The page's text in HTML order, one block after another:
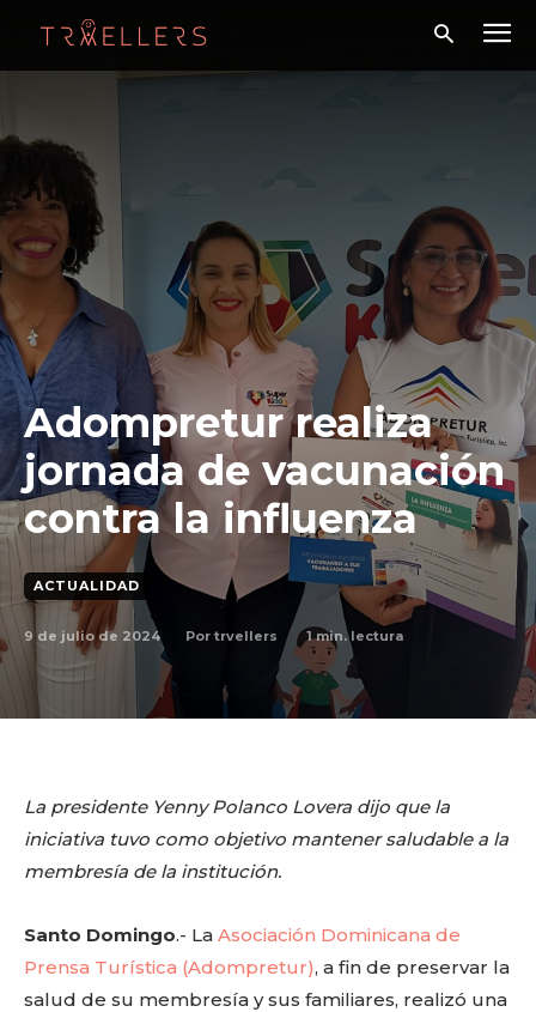
Adompretur realiza
jornada de vacunación
contra la influenza
ACTUALIDAD
9 de julio de 2024 Por trvellers 1min. lectura
La presidente Yenny Polanco Lovera dijo que la
iniciativa tuvo como objetivo mantener saludable a la
membresía de la institución.
Santo Domingo.- La Asociación Dominicana de
Prensa Turística (Adompretur), a fin de preservar la
salud de su membresía y sus familiares, realizó una